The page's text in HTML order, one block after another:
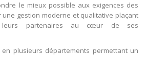
le mieux possible aux exigences des
une gestion moderne et qualitative plaçant
partenaires au cœur de ses
en plusieurs départements permettant un